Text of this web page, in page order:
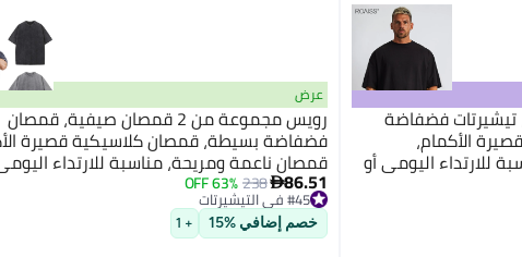
فضفاضة
الأكمام،
للارتداء اليومي أو
عرض
رويس مجموعة من 2 قمصان صيفية، قمصان
فضفاضة بسيطة، قمصان كلاسيكية قصيرة
قمصان ناعمة ومريحة، مناسبة للارتداء
أي مناسبة
86.51
238
63% OFF #45 في التيشيرتات
توصيل مجاني
#45 في التيشيرتات
خصم إضافي %15 + 1